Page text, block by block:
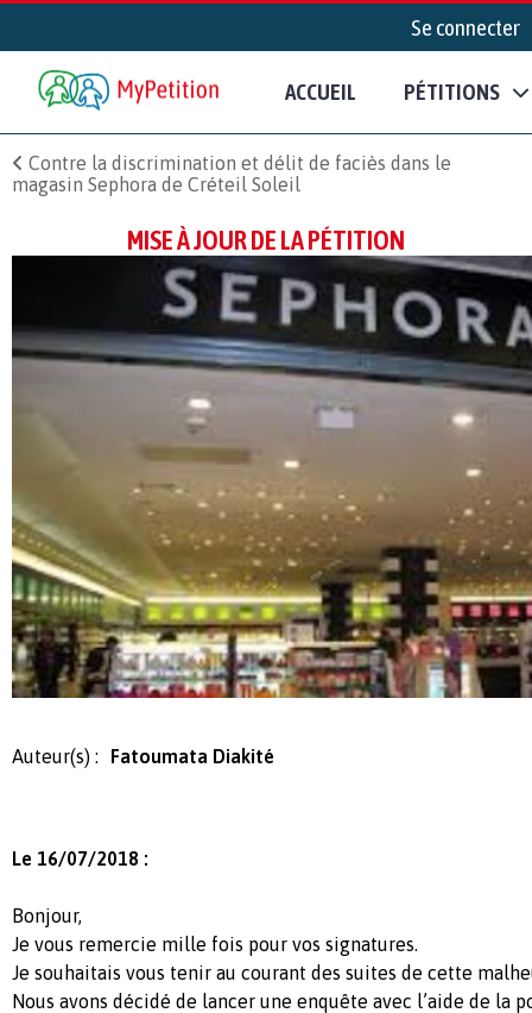
Se connecter
ACCUEIL PÉTITIONS
Contre la discrimination et délit de faciès dans le
magasin Sephora de Créteil Soleil
MISE À JOUR DE LA PÉTITION
Auteur(s) : Fatoumata Diakité
Le 16/07/2018 :
Bonjour,
Je vous remercie mille fois pour vos signatures.
Je souhaitais vous tenir au courant des suites de cette
Nous avons décidé de lancer une enquête avec l’aide de la